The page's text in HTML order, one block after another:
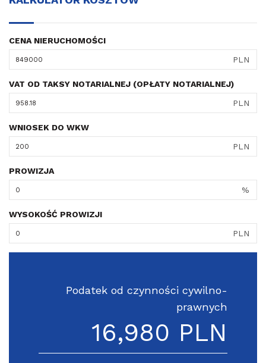
CENA NIERUCHOMOŚCI
PLN
VAT OD TAKSY NOTARIALNEJ (OPŁATY NOTARIALNEJ)
PLN
WNIOSEK DO WKW
PLN
PROWIZJA
%
WYSOKOŚĆ PROWIZJI
PLN
Podatek od czynności cywilno-
prawnych
16,980 PLN